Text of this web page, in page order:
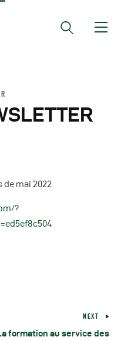
mai 2022
?
NEXT
formation au service des